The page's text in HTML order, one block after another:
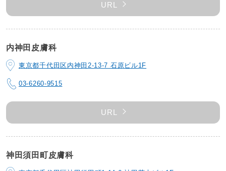
URL
内神田皮膚科
東京都千代田区内神田2-13-7 石原ビル1F
03-6260-9515
URL
神田須田町皮膚科